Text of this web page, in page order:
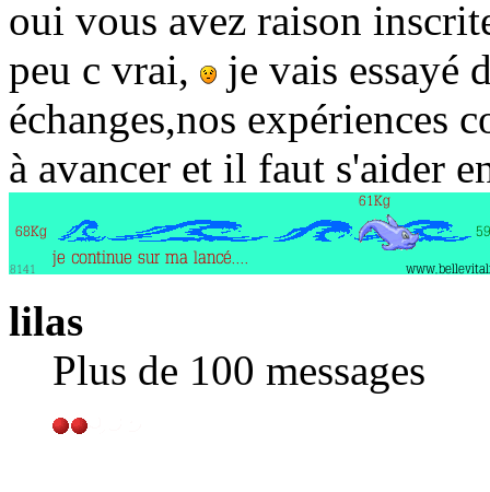
oui vous avez raison
peu c vrai,
je vais essayé
échanges,nos expériences
à avancer et il faut s'aider
lilas
Plus de 100 messages